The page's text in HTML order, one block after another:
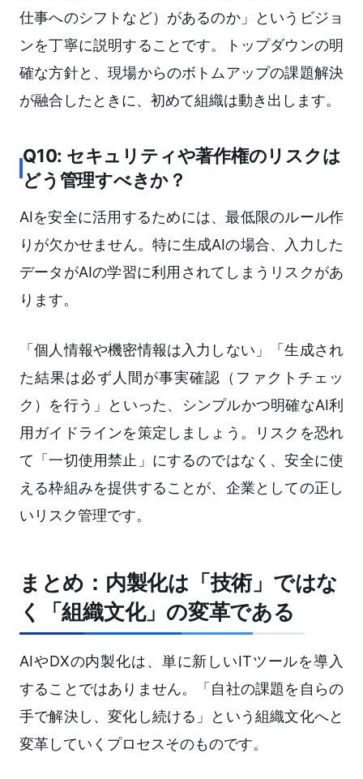
仕事へのシフトなど）があるのか」というビジョ
ンを丁寧に説明することです。トップダウンの明
確な方針と、現場からのボトムアップの課題解決
が融合したときに、初めて組織は動き出します。
Q10: セキュリティや著作権のリスクは
どう管理すべきか？
AIを安全に活用するためには、最低限のルール作
りが欠かせません。特に生成AIの場合、入力した
データがAIの学習に利用されてしまうリスクがあ
ります。
「個人情報や機密情報は入力しない」「生成され
た結果は必ず人間が事実確認（ファクトチェッ
ク）を行う」といった、シンプルかつ明確なAI利
用ガイドラインを策定しましょう。リスクを恐れ
て「一切使用禁止」にするのではなく、安全に使
える枠組みを提供することが、企業としての正し
いリスク管理です。
まとめ：内製化は「技術」ではな
く「組織文化」の変革である
AIやDXの内製化は、単に新しいITツールを導入
することではありません。「自社の課題を自らの
手で解決し、変化し続ける」という組織文化へと
変革していくプロセスそのものです。